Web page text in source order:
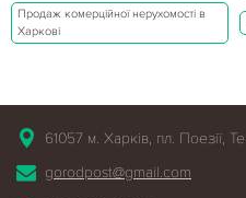
Продаж комерційної нерухомості в
Харкові
61057 м. Харків, пл. Поезії,
gorodpost@gmail.com